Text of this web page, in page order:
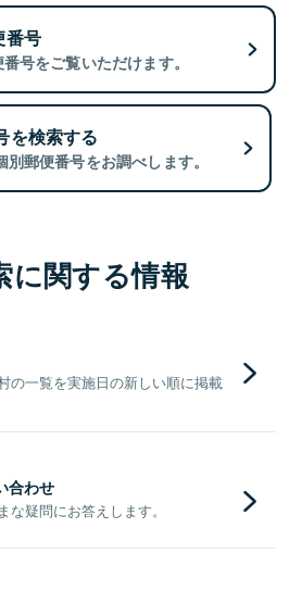
番号
号をご覧いただけます。
を検索する
郵便番号をお調べします。
に関する情報
の一覧を実施日の新しい順に掲載
合わせ
疑問にお答えします。